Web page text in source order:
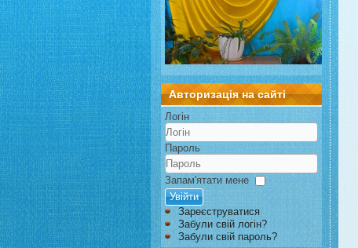
Авторизація на сайті
Логін
Пароль
Запам'ятати мене
Увійти
Зареєструватися
Забули свій логін?
Забули свій пароль?